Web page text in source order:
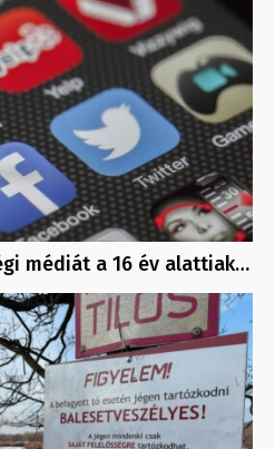
médiát a 16 év alattiak…